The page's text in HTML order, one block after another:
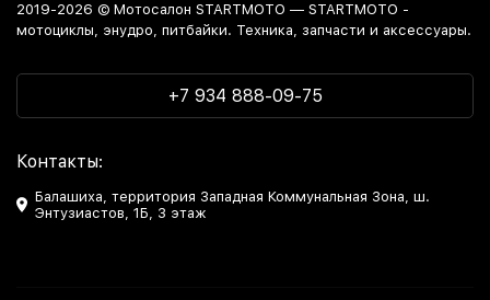
2019-2026 © Мотосалон STARTMOTO — STARTMOTO -
мотоциклы, энудро, питбайки. Техника, запчасти и аксессуары.
+7 934 888-09-75
Контакты:
Балашиха, территория Западная Коммунальная Зона, ш.
Энтузиастов, 1Б, 3 этаж